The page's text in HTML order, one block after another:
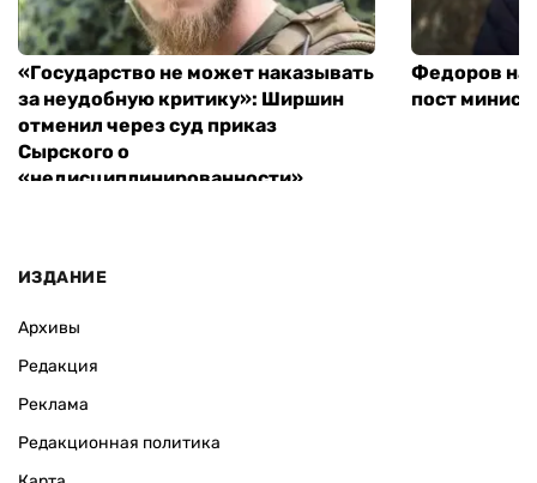
«Государство не может наказывать
за неудобную критику»: Ширшин
отменил через суд приказ
Сырского о
«недисциплинированности»
Федоров
пост
ИЗДАНИЕ
Архивы
Редакция
Реклама
Редакционная политика